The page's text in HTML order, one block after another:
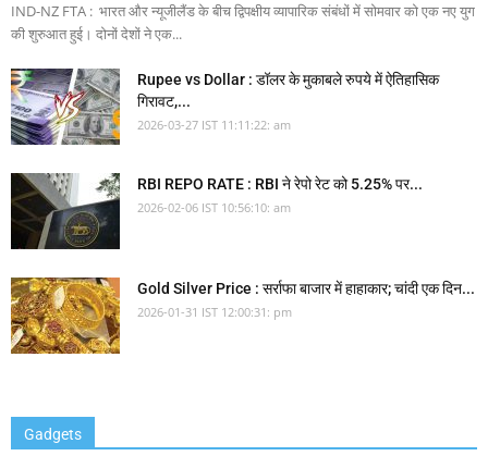
IND-NZ FTA : भारत और न्यूजीलैंड के बीच द्विपक्षीय व्यापारिक संबंधों में सोमवार को एक नए युग
की शुरुआत हुई। दोनों देशों ने एक...
Rupee vs Dollar : डॉलर के मुकाबले रुपये में ऐतिहासिक
गिरावट,...
2026-03-27 IST 11:11:22: am
RBI REPO RATE : RBI ने रेपो रेट को 5.25% पर...
2026-02-06 IST 10:56:10: am
Gold Silver Price : सर्राफा बाजार में हाहाकार; चांदी एक दिन...
2026-01-31 IST 12:00:31: pm
Gadgets